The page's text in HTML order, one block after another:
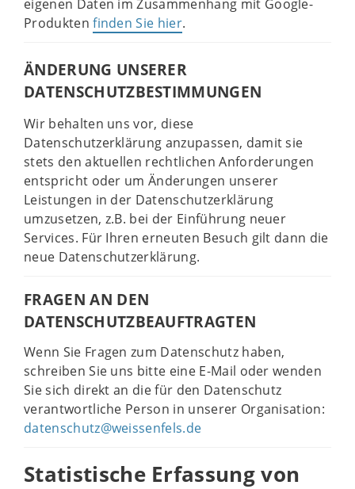
eigenen Daten im Zusammenhang mit Google-
Produktenfinden Sie hier.
ÄNDERUNG UNSERER
DATENSCHUTZBESTIMMUNGEN
Wir behalten uns vor, diese
Datenschutzerklärung anzupassen, damit sie
stets den aktuellen rechtlichen Anforderungen
entspricht oder um Änderungen unserer
Leistungen in der Datenschutzerklärung
umzusetzen, z.B. bei der Einführung neuer
Services. Für Ihren erneuten Besuch gilt dann die
neue Datenschutzerklärung.
FRAGEN AN DEN
DATENSCHUTZBEAUFTRAGTEN
Wenn Sie Fragen zum Datenschutz haben,
schreiben Sie uns bitte eine E-Mail oder wenden
Sie sich direkt an die für den Datenschutz
verantwortliche Person in unserer Organisation:
datenschutz@weissenfels.de
Statistische Erfassung von